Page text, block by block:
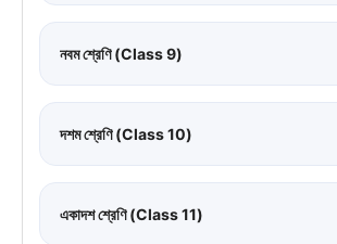
নবম শ্রেণি (Class 9)
দশম শ্রেণি (Class 10)
একাদশ শ্রেণি (Class 11)